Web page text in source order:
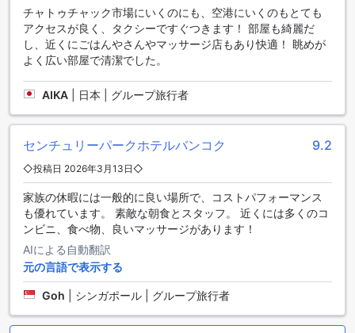
で快適な滞在をお約束します。ホテルの客室は、さまざまな
設備を提供しており、お客様の快適さを最優先に考えていま
す。まず、エアコンが完備されており、バンコクの暑い気候
でも快適に過ごすことができます。また、お部屋にはバスロ
ーブも備えられており、リラックスした時間を過ごすことが
できます。さらに、毎日の新聞が提供されており、最新のニ
ュースや情報にアクセスすることができます。ヘアドライヤ
ーやテレビも完備されており、快適な滞在をお楽しみいただ
に楽しむことができます。さらに、衛星/ケーブルテレビや冷
蔵庫も完備されており、さまざまなエンターテイメントや飲
み物の提供も充実しています。
センチュリー パーク ホテル【SHA Plus+認定】のダイニング
施設
センチュリー パーク ホテル【SHA Plus+認定】は、バンコク
にある素晴らしいダイニング施設を提供しています。このホ
テルでは、24時間ルームサービス、コーヒーショップ、レス
ェも毎日提供され、豊富なメニューからお好みの料理を選ぶ
チャトゥチャック市場にいくのにも、空港にいくのもとても
アクセスが良く、タクシーですぐつきます！ 部屋も綺麗だ
し、近くにごはんやさんやマッサージ店もあり快適！ 眺めが
よく広い部屋で清潔でした。
AIKA 日本 | グループ旅行者
センチュリーパークホテルバンコク 9.2
◇投稿日 2026年3月13日◇
家族の休暇には一般的に良い場所で、コストパフォーマンス
も優れています。 素敵な朝食とスタッフ。 近くには多くのコ
ンビニ、食べ物、良いマッサージがあります！
AIによる自動翻訳
元の言語で表示する
Goh シンガポール | グループ旅行者